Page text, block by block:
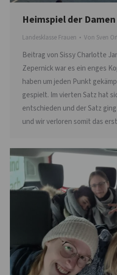
Heimspiel der Damen
Landesklasse Frauen Von Sven
Beitrag von Sissy Charlotte
Zepernick war es ein enges
haben um jeden Punkt
gespielt. Im vierten Satz hat
entschieden und der Satz
und wir verloren somit das